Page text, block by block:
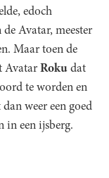
edoch
Avatar, meester
Maar toen de
Avatar Roku dat
te worden en
dan weer een goed
in een ijsberg.